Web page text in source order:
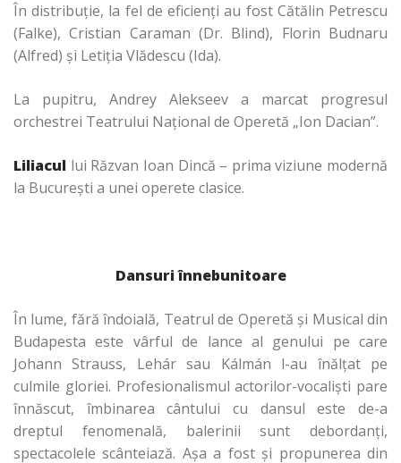
În distribuţie, la fel de eficienţi au fost Cătălin Petrescu
(Falke), Cristian Caraman (Dr. Blind), Florin Budnaru
(Alfred) şi Letiţia Vlădescu (Ida).
La pupitru, Andrey Alekseev a marcat progresul
orchestrei Teatrului Naţional de Operetă „Ion Dacian”.
Liliacul lui Răzvan Ioan Dincă – prima viziune modernă
la Bucureşti a unei operete clasice.
Dansuri înnebunitoare
În lume, fără îndoială, Teatrul de Operetă şi Musical din
Budapesta este vârful de lance al genului pe care
Johann Strauss, Lehár sau Kálmán l-au înălţat pe
culmile gloriei. Profesionalismul actorilor-vocalişti pare
înnăscut, îmbinarea cântului cu dansul este de-a
dreptul fenomenală, balerinii sunt debordanţi,
spectacolele scânteiază. Aşa a fost şi propunerea din